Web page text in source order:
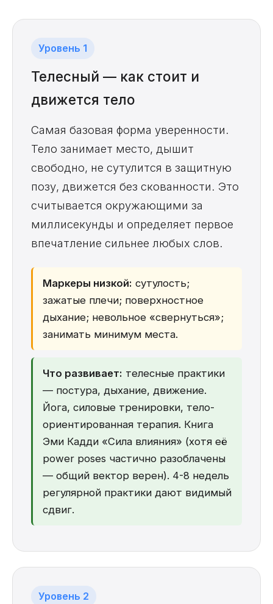
Уровень 1
Телесный — как стоит и
движется тело
Самая базовая форма уверенности.
Тело занимает место, дышит
свободно, не сутулится в защитную
позу, движется без скованности. Это
считывается окружающими за
миллисекунды и определяет первое
впечатление сильнее любых слов.
Маркеры низкой: сутулость;
зажатые плечи; поверхностное
дыхание; невольное «свернуться»;
занимать минимум места.
Что развивает: телесные практики
— постура, дыхание, движение.
Йога, силовые тренировки, тело-
ориентированная терапия. Книга
Эми Кадди «Сила влияния» (хотя её
power poses частично разоблачены
— общий вектор верен). 4-8 недель
регулярной практики дают видимый
сдвиг.
Уровень 2